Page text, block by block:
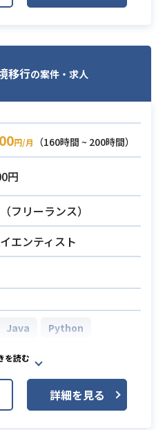
盤本体の方も担当いただ
Serverの設計・構築・運
持ちの方
移行の案件・求人
円/月
（160時間 ~ 200時間）
円
フリーランス）
エンティスト
Java
Python
Web Services)
Cloud Platform)
詳細を見る